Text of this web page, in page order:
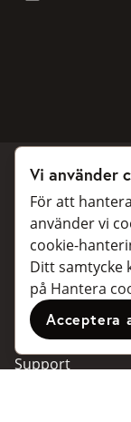
Boka taxi
För
För
För resebyråer
Anslutna
Support
Vi använder
För att
använder vi
cookie-
Ditt samtycke
på Hantera
Acceptera